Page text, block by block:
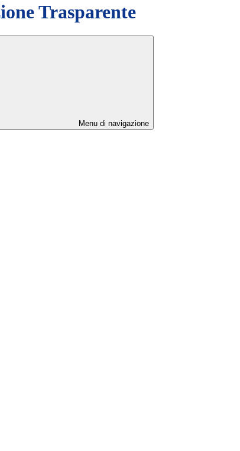
Trasparente
Menu di navigazione